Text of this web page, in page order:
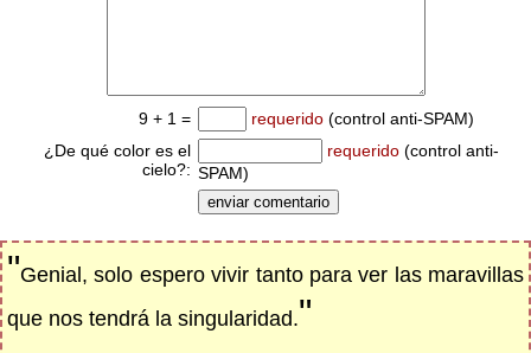
9 + 1 = requerido (control anti-SPAM)
¿De qué color es el
cielo?:
requerido (control anti-
SPAM)
"Genial, solo espero vivir tanto para ver las maravillas
que nos tendrá la singularidad."